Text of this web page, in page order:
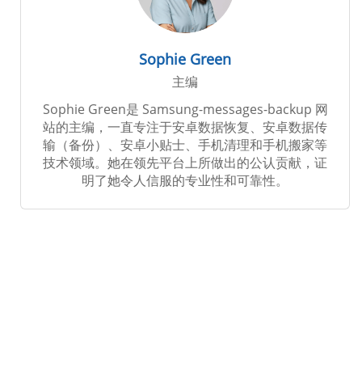
Sophie Green
主编
Sophie Green是 Samsung-messages-backup 网
站的主编，一直专注于安卓数据恢复、安卓数据传
输（备份）、安卓小贴士、手机清理和手机搬家等
技术领域。她在领先平台上所做出的公认贡献，证
明了她令人信服的专业性和可靠性。